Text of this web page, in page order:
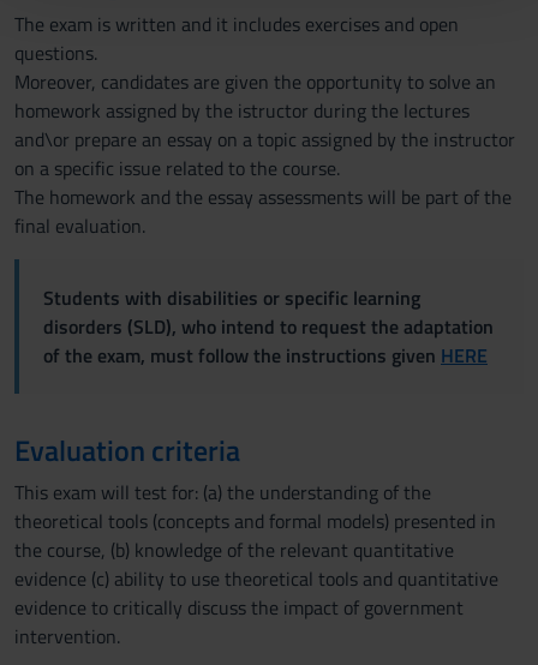
con altre informazioni che hai fornito loro o che hanno
raccolto dal tuo utilizzo dei loro servizi.
The exam is written and it includes exercises and open
questions.
Moreover, candidates are given the opportunity to solve an
homework assigned by the istructor during the lectures
and\or prepare an essay on a topic assigned by the instructor
on a specific issue related to the course.
The homework and the essay assessments will be part of the
final evaluation.
Students with disabilities or specific learning
disorders (SLD), who intend to request the adaptation
of the exam, must follow the instructions given HERE
Evaluation criteria
This exam will test for: (a) the understanding of the
theoretical tools (concepts and formal models) presented in
the course, (b) knowledge of the relevant quantitative
evidence (c) ability to use theoretical tools and quantitative
evidence to critically discuss the impact of government
intervention.